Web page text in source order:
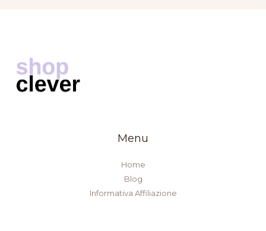
Menu
Home
Blog
Informativa Affiliazione